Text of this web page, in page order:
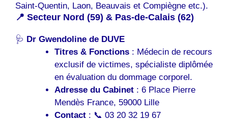
Saint-Quentin, Laon, Beauvais et Compiègne etc.).
📍 Secteur Nord (59) & Pas-de-Calais (62)
🩺 Dr Gwendoline de DUVE
Titres & Fonctions: Médecin de recours
exclusif de victimes, spécialiste diplômée
en évaluation du dommage corporel.
Adresse du Cabinet: 6 Place Pierre
Mendès France, 59000 Lille
Contact: 📞 03 20 32 19 67